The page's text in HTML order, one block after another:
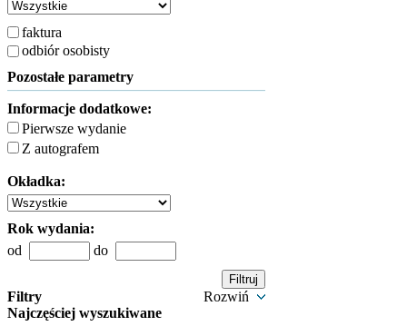
faktura
odbiór osobisty
Pozostałe parametry
Informacje dodatkowe:
Pierwsze wydanie
Z autografem
Okładka:
Rok wydania:
od
do
Filtry
Rozwiń
Najczęściej wyszukiwane